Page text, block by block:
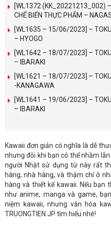
[WL1372 (KK_20221213_002)
CHẾ BIẾN THỰC PHẨM –
[WL1635 – 15/06/2023] –
– HYOGO
[WL1642 – 18/07/2023] –
– IBARAKI
[WL1621 – 18/07/2023] –
-KANAGAWA
[WL1641 – 19/06/2023] –
– IBARAKI
Kawaii đơn giản có nghĩa là dễ
nhưng đôi khi bạn có thể nhầm
người Nhật sử dụng từ này rất
hàng, nhà hàng, và thậm chí ở
hàng và thiết kế kawaii. Nếu bạn
như anime, manga và game,
niệm kawaii, nhưng văn hóa
TRUONGTIEN.JP tìm hiểu nhé!